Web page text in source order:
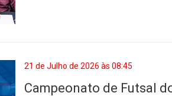
21 de Julho de 2026 às 08:45
Campeonato de Futsal